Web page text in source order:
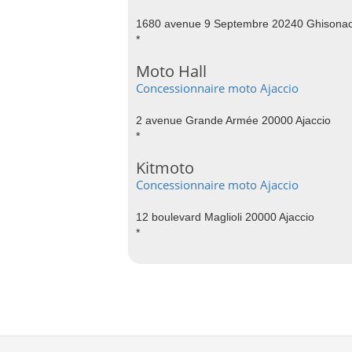
1680 avenue 9 Septembre 20240
*
Moto Hall
Concessionnaire moto Ajaccio
2 avenue Grande Armée 20000 Ajaccio
*
Kitmoto
Concessionnaire moto Ajaccio
12 boulevard Maglioli 20000 Ajaccio
*